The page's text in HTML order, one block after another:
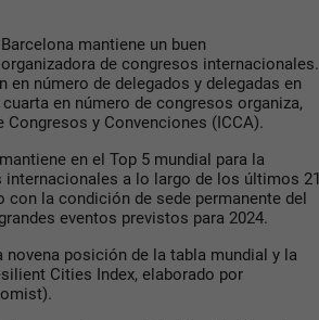
mantiene un buen
de congresos internacionales.
en número de delegados y delegadas en
en número de congresos organiza,
y Convenciones (ICCA).
en el Top 5 mundial para la
a lo largo de los últimos 21
la condición de sede permanente del
eventos previstos para 2024.
novena posición de la tabla mundial y la
Cities Index, elaborado por